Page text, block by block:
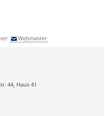
Webmaster
44, Haus 41